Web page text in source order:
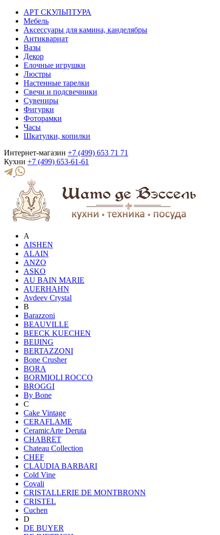
АРТ СКУЛЬПТУРА
Мебель
Аксессуары для камина, канделябры
Антиквариат
Вазы
Декор
Елочные игрушки
Люстры
Настенные тарелки
Свечи и подсвечники
Сувениры
Фигурки
Фоторамки
Часы
Шкатулки, копилки
Интернет-магазин +7 (499) 653 71 71
Кухни +7 (499) 653-61-61
A
AISHEN
ALAIN
ANZO
ASKO
AU BAIN MARIE
AUERHAHN
Avdeev Crystal
B
Barazzoni
BEAUVILLE
BEECK KUECHEN
BEIJING
BERTAZZONI
Bone Crusher
BORA
BORMIOLI ROCCO
BROGGI
By Bone
C
Cake Vintage
CERAFLAME
CeramicArte Deruta
CHABRET
Chateau Collection
CHEF
CLAUDIA BARBARI
Cold Vine
Covali
CRISTALLERIE DE MONTBRONN
CRISTEL
Cuchen
D
DE BUYER